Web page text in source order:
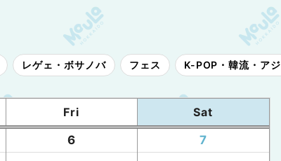
レゲェ・ボサノバ フェス K-POP・韓流・ア
Fri
Sat
6 7